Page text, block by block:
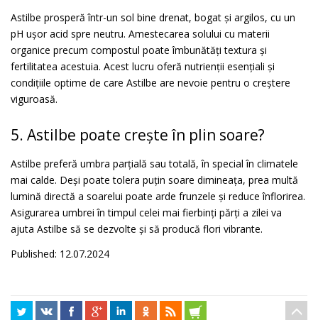
Astilbe prosperă într-un sol bine drenat, bogat și argilos, cu un
pH ușor acid spre neutru. Amestecarea solului cu materii
organice precum compostul poate îmbunătăți textura și
fertilitatea acestuia. Acest lucru oferă nutrienții esențiali și
condițiile optime de care Astilbe are nevoie pentru o creștere
viguroasă.
5. Astilbe poate crește în plin soare?
Astilbe preferă umbra parțială sau totală, în special în climatele
mai calde. Deși poate tolera puțin soare dimineața, prea multă
lumină directă a soarelui poate arde frunzele și reduce înflorirea.
Asigurarea umbrei în timpul celei mai fierbinți părți a zilei va
ajuta Astilbe să se dezvolte și să producă flori vibrante.
Published: 12.07.2024